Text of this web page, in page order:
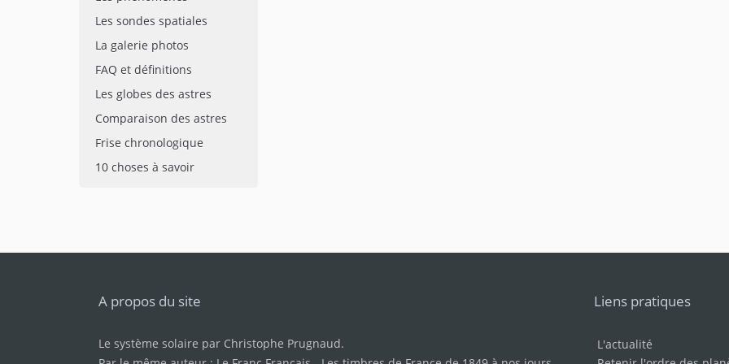
Les sondes spatiales
La galerie photos
FAQ et définitions
Les globes des astres
Comparaison des astres
Frise chronologique
10 choses à savoir
A propos du site
Le système solaire par Christophe Prugnaud.
Liens pratiques
L'actualité